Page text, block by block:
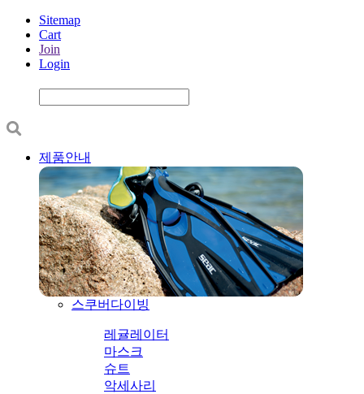
Sitemap
Cart
Join
Login
제품안내
스쿠버다이빙
레귤레이터
마스크
슈트
악세사리